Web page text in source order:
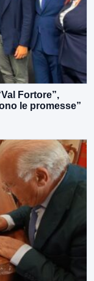
Fortore”,
le promesse”